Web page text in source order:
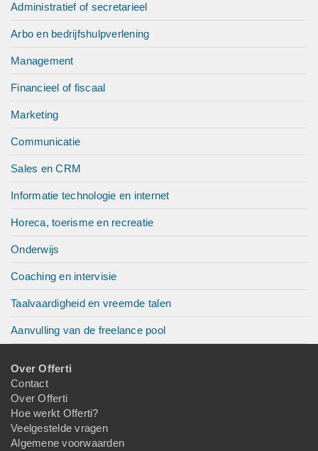
Administratief of secretarieel
Arbo en bedrijfshulpverlening
Management
Financieel of fiscaal
Marketing
Communicatie
Sales en CRM
Informatie technologie en internet
Horeca, toerisme en recreatie
Onderwijs
Coaching en intervisie
Taalvaardigheid en vreemde talen
Aanvulling van de freelance pool
Over Offerti
Contact
Over Offerti
Hoe werkt Offerti?
Veelgestelde vragen
Algemene voorwaarden